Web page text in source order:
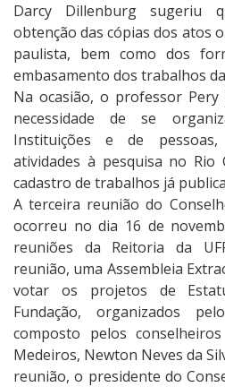
Darcy Dillenburg sugeriu
obtenção das cópias dos atos
paulista, bem como dos
embasamento dos trabalhos da
Na ocasião, o professor
necessidade de se
Instituições e de
atividades à pesquisa no
cadastro de trabalhos já
A terceira reunião do
ocorreu no dia 16 de
reuniões da Reitoria da
reunião, uma Assembleia
votar os projetos de
Fundação, organizados
composto pelos
Medeiros, Newton Neves da
reunião, o presidente do